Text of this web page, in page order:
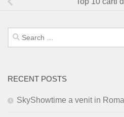
Search
for:
RECENT POSTS
SkyShowtime a venit in